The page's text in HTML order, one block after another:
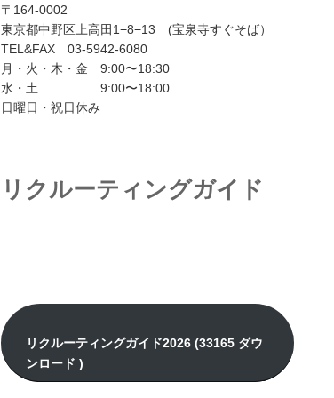
〒164-0002
東京都中野区上高田1−8−13 (宝泉寺すぐそば）
TEL&FAX 03-5942-6080
月・火・木・金 9:00〜18:30
水・土 9:00〜18:00
日曜日・祝日休み
リクルーティングガイド
リクルーティングガイド2026 (33165 ダウ